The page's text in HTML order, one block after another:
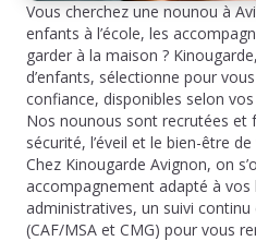
Vous cherchez une nounou à
enfants à l’école, les
garder à la maison ?
d’enfants, sélectionne pour
confiance, disponibles selon
Nos nounous sont recrutées et
sécurité, l’éveil et le bien-être
Chez Kinougarde Avignon, on
accompagnement adapté à vos
administratives, un suivi
(CAF/MSA et CMG) pour vous